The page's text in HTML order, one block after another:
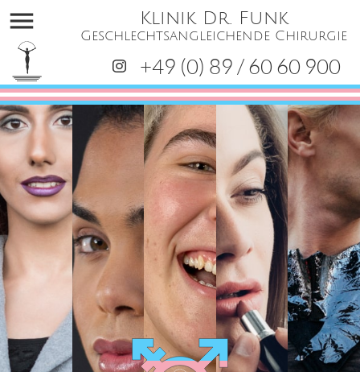
Klinik Dr. Funk
Geschlechtsangleichende Chirurgie
+49 (0) 89 / 60 60 900
menu